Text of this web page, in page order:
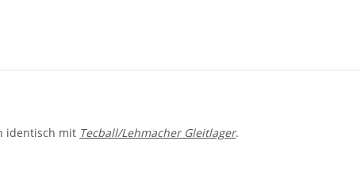
identisch mit Tecball/Lehmacher Gleitlager.